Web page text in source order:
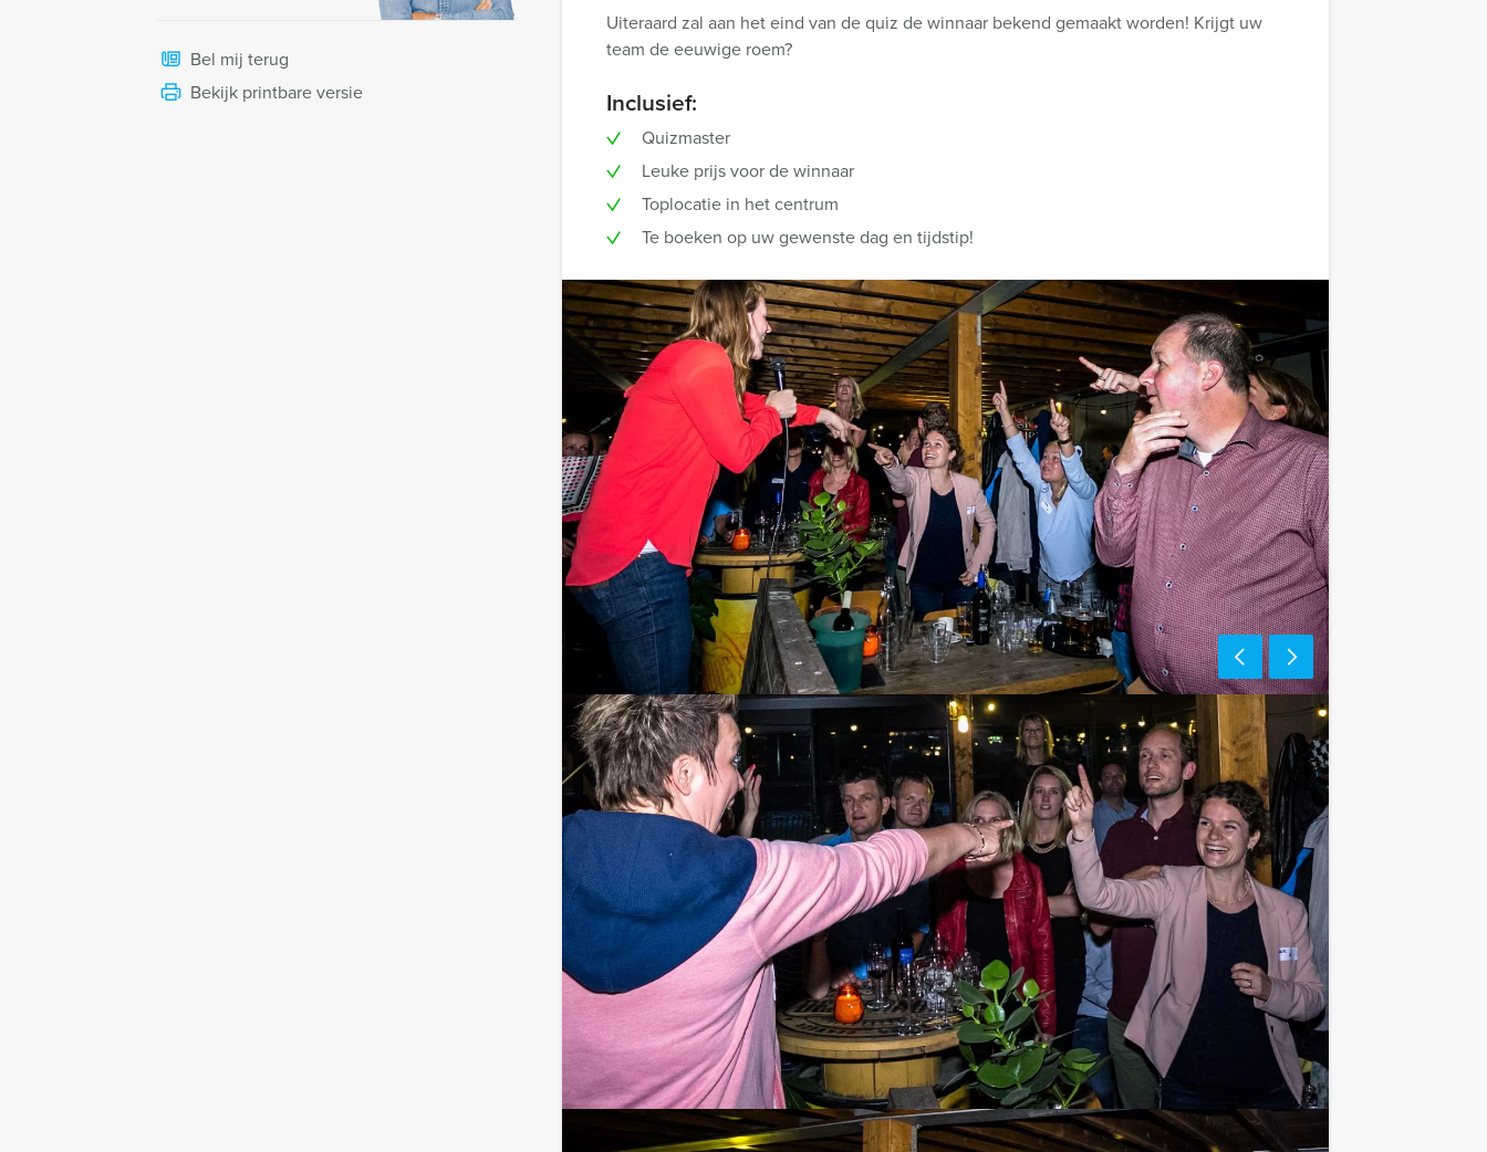
Bel mij terug
Bekijk printbare versie
Uiteraard zal aan het eind van de quiz de winnaar bekend gemaakt worden! Krijgt uw
team de eeuwige roem?
Inclusief:
Quizmaster
Leuke prijs voor de winnaar
Toplocatie in het centrum
Te boeken op uw gewenste dag en tijdstip!
Tip!
Niet telkens uw knip hoeven trekken om uw drankje af te rekenen? Voor € 13,50 per
persoon per uur (excl. BTW) kunt u gebruikmaken van het drankarrangement, waarbij u
onbeperkt kunt genieten van bier, fris, huiswijn, koffie en thee. En... zo komt u ook
achteraf niet voor verrassingen te staan!
Reservering voor kleinere groepen:
Komt u niet aan het minimale aantal deelnemers voor dit spelprogramma? Als u bereid
bent voor het minimale aantal te betalen, kunt u ook gewoon voor minder personen
boeken!